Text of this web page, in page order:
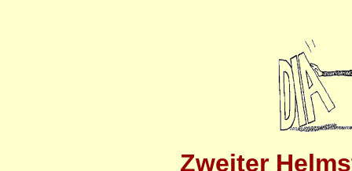
Zweiter